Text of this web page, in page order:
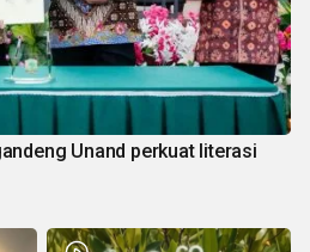
Unand perkuat literasi